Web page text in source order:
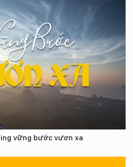
vững bước vươn xa